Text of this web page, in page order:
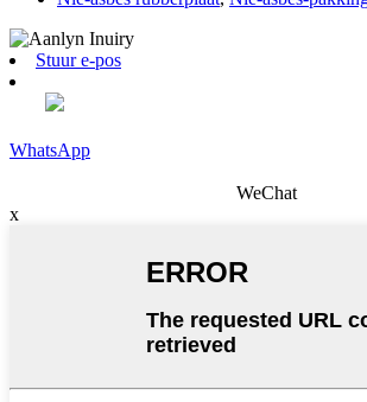
Stuur e-pos
WhatsApp
WeChat
x